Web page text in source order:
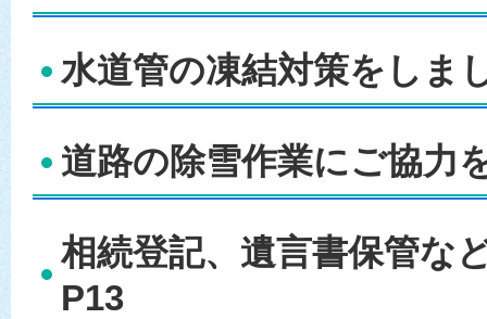
水道管の凍結対策をしま
道路の除雪作業にご協力
相続登記、遺言書保管な
P13